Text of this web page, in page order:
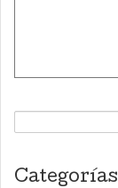
Buscar:
Categorías